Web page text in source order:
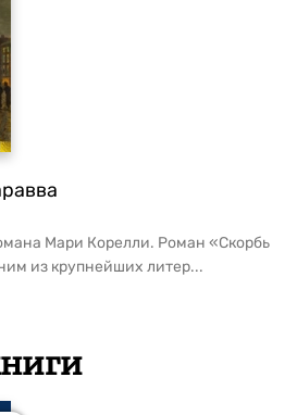
Мари Корелли. Роман «Скорбь
из крупнейших литер...